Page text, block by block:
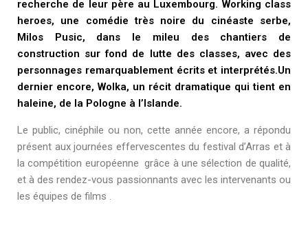
recherche de leur père au Luxembourg.Working class
heroes, une comédie très noire du cinéaste serbe,
Milos Pusic, dans le mileu des chantiers de
construction sur fond de lutte des classes, avec des
personnages remarquablement écrits et interprétés.Un
dernier encore, Wolka, un récit dramatique qui tient en
haleine, de la Pologne à l’Islande.
Le public, cinéphile ou non, cette année encore, a répondu
présent aux journées effervescentes du festival d’Arras et à
la compétition européenne grâce à une sélection de qualité,
et à des rendez-vous passionnants avec les intervenants ou
les équipes de films .